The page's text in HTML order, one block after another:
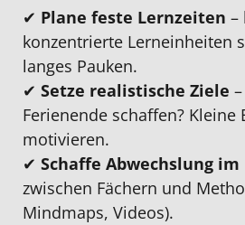
✔ Plane feste Lernzeiten –
konzentrierte Lerneinheiten
langes Pauken.
✔ Setze realistische Ziele
Ferienende schaffen? Kleine
motivieren.
✔ Schaffe Abwechslung im
zwischen Fächern und
Mindmaps, Videos).